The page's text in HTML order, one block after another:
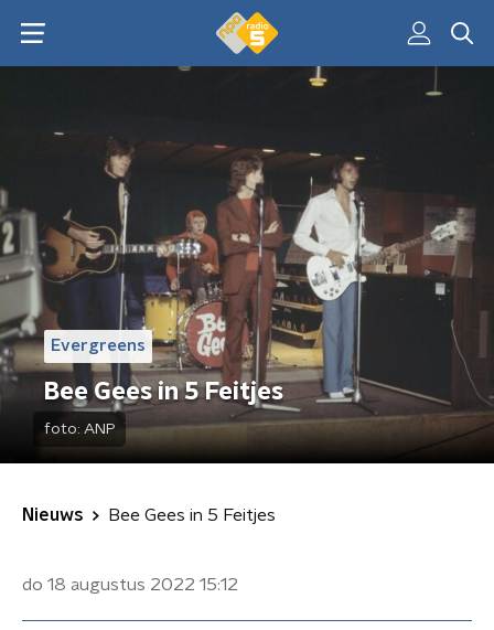
Evergreens
Bee Gees in 5 Feitjes
foto: ANP
Nieuws Bee Gees in 5 Feitjes
do 18 augustus 2022 15:12